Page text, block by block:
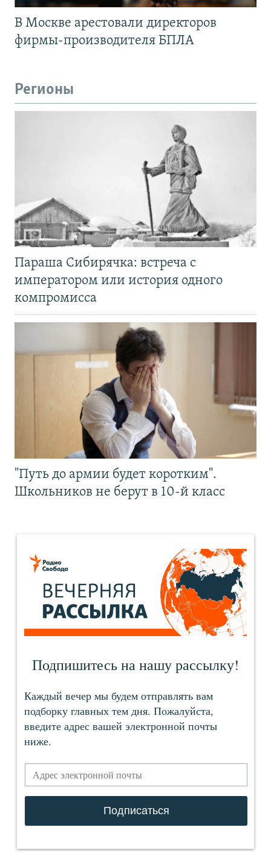
В Москве арестовали директоров
фирмы-производителя БПЛА
Регионы
Параша Сибирячка: встреча с
императором или история одного
компромисса
"Путь до армии будет коротким".
Школьников не берут в 10-й класс